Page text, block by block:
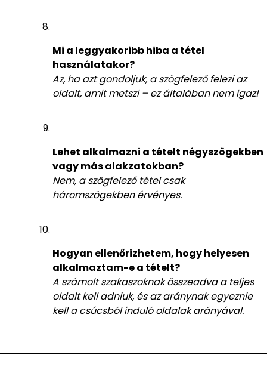
Mi a leggyakoribb hiba a tétel
használatakor?
Az, ha azt gondoljuk, a szögfelező felezi az
oldalt, amit metszi – ez általában nem igaz!
Lehet alkalmazni a tételt négyszögekben
vagy más alakzatokban?
Nem, a szögfelező tétel csak
háromszögekben érvényes.
Hogyan ellenőrizhetem, hogy helyesen
alkalmaztam-e a tételt?
A számolt szakaszoknak összeadva a teljes
oldalt kell adniuk, és az aránynak egyeznie
kell a csúcsból induló oldalak arányával.